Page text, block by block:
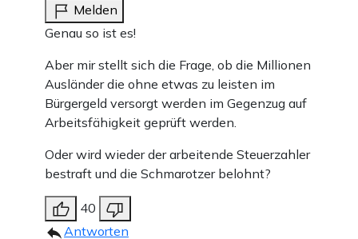
Melden
Genau so ist es!
Aber mir stellt sich die Frage, ob die Millionen
Ausländer die ohne etwas zu leisten im
Bürgergeld versorgt werden im Gegenzug auf
Arbeitsfähigkeit geprüft werden.
Oder wird wieder der arbeitende Steuerzahler
bestraft und die Schmarotzer belohnt?
40
Antworten